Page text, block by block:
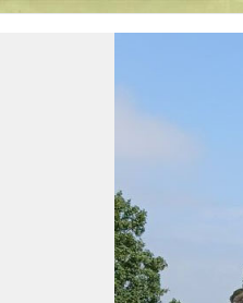
LE forum des passionnés de Véhicules